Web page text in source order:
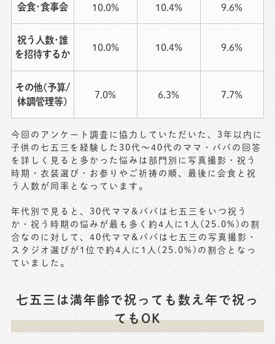
会食･食事会 10.0% 10.4% 9.6%
祝う人数･誰
を招待するか
10.0% 10.4% 9.6%
その他(予算/
体調管理等)
7.0% 6.3% 7.7%
今回のアンケート調査に協力していただいた、3年以内に
子供の七五三を経験した30代～40代のママ・パパの回答
を詳しく見ると多かった悩みは部門別に写真撮影・祝う
時期・衣装選び・お参りやご祈祷の順、最後に会食と祝
う人数が同率となっています。
年代別で見ると、30代ママ&パパは七五三をいつ祝う
か・祝う時期の悩みが最も多く約4人に1人(25.0%)の割
合なのに対して、40代ママ&パパは七五三の写真撮影・
スタジオ選びが1位で約4人に1人(25.0%)の割合となっ
ていました。
七五三は満年齢で祝っても数え年で祝っ
てもOK